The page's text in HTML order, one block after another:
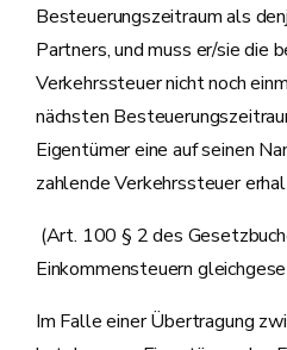
Besteuerungszeitraum als
Partners, und muss er/sie die
Verkehrssteuer nicht noch
nächsten
Eigentümer eine auf seinen
zahlende Verkehrssteuer
(Art. 100 § 2 des
Einkommensteuern
Im Falle einer Übertragung